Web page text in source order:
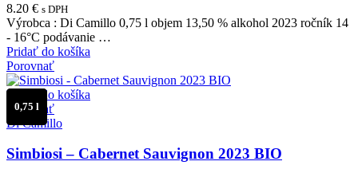
8.20 € s DPH
Výrobca : Di Camillo 0,75 l objem 13,50 % alkohol 2023 ročník 14
- 16°C podávanie …
Pridať do košíka
Porovnať
Pridať do košíka
Porovnať
Di Camillo
Simbiosi – Cabernet Sauvignon 2023 BIO
0,75 l